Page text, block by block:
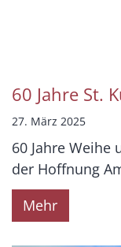
60 Jahre St.
27. März 2025
60 Jahre Weihe
der Hoffnung
Mehr